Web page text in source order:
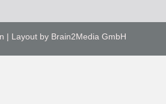
| Layout by Brain2Media GmbH